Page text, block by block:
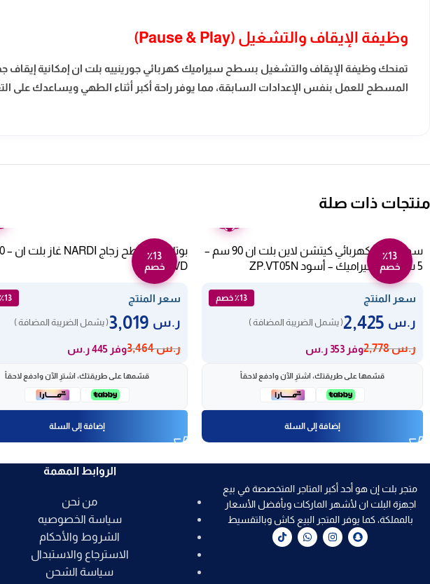
وظيفة الإيقاف والتشغيل (Pause & Play)
تمنحك وظيفة الإيقاف والتشغيل بسطح سيراميك كهربائي جورينييه بلت ان إمكانية إيقاف
المسطح للعمل بنفس الإعدادات السابقة، مما يوفر راحة أكبر أثناء الطهي ويساعدك على
منتجات ذات صلة
٪13
خصم
سطح فرن كهربائي كيتشن لاين بلت ان 90 سم –
5 شعلات سيراميك – أسود ZP.VT05N
سعر المنتج ٪13 خصم
ر.س ( يشمل الضريبة المضافة )
ر.س2,778 وفر 353 ر.س
قسّمها على طريقتك، اشترِ الآن وادفع لاحقاً
إضافة إلى السلة
٪13
خصم
LC640AVD
سعر المنتج ٪13 خصم
ر.س ( يشمل الضريبة المضافة )
ر.س3,464 وفر 445 ر.س
قسّمها على طريقتك، اشترِ الآن وادفع لاحقاً
إضافة إلى السلة
متجر بلت إن هو أحد أكبر المتاجر المتخصصة في بيع
اجهزة البلت ان لأشهر الماركات وبأفضل الأسعار
بالمملكة، كما يوفر المتجر البيع كاش وبالتقسيط
الروابط المهمة
من نحن
سياسة الخصوصيه
الشروط والأحكام
الاسترجاع والاستبدال
سياسة الشحن